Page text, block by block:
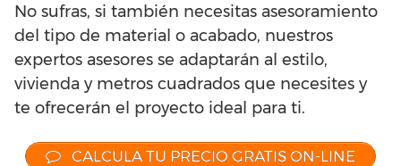
No sufras, si también necesitas asesoramiento
del tipo de material o acabado, nuestros
expertos asesores se adaptarán al estilo,
vivienda y metros cuadrados que necesites y
te ofrecerán el proyecto ideal para ti.
CALCULA TU PRECIO GRATIS ON-LINE